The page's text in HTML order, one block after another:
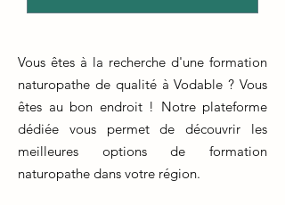
Vous êtes à la recherche d'une formation
naturopathe de qualité à Vodable ? Vous
êtes au bon endroit ! Notre plateforme
dédiée vous permet de découvrir les
meilleures options de formation
naturopathe dans votre région.